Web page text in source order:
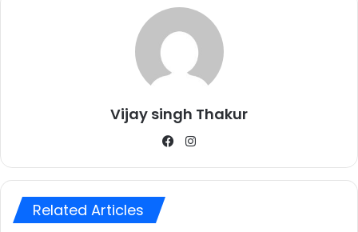
Vijay singh Thakur
Facebook
Related Articles